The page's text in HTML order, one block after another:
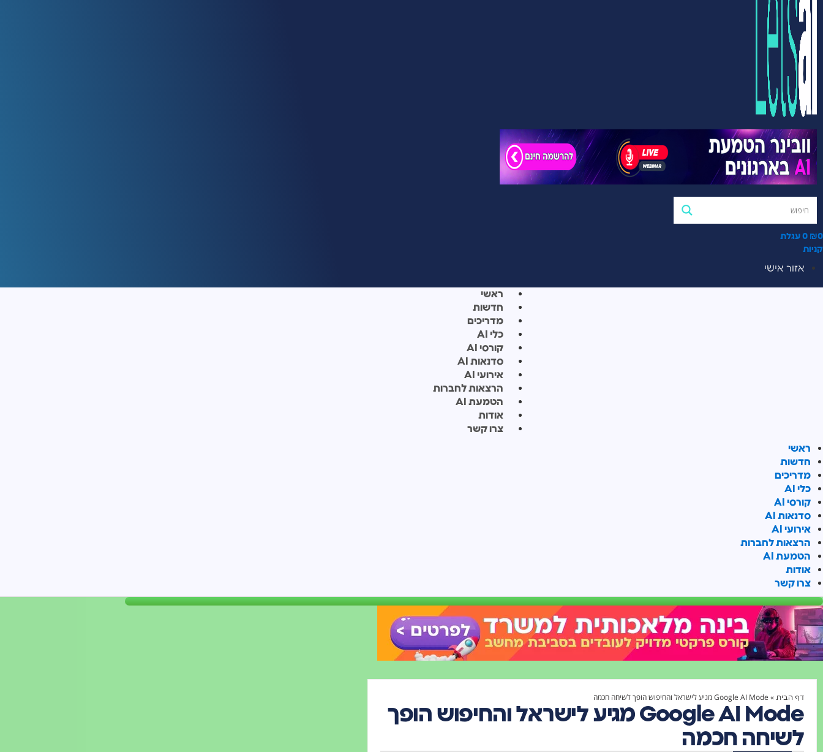
₪0
0 עגלת
קניות
אזור אישי
ראשי
חדשות
מדריכים
כלי AI
קורסי AI
סדנאות AI
אירועי AI
הרצאות לחברות
הטמעת AI
אודות
צרו קשר
ראשי
חדשות
מדריכים
כלי AI
קורסי AI
סדנאות AI
אירועי AI
הרצאות לחברות
הטמעת AI
אודות
צרו קשר
דף הבית » Google AI Mode מגיע לישראל והחיפוש הופך לשיחה חכמה
Google AI Mode מגיע לישראל והחיפוש הופך
לשיחה חכמה